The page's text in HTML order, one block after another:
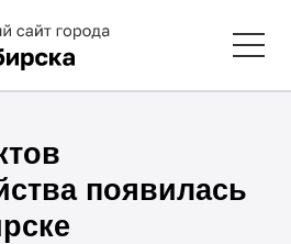
появилась